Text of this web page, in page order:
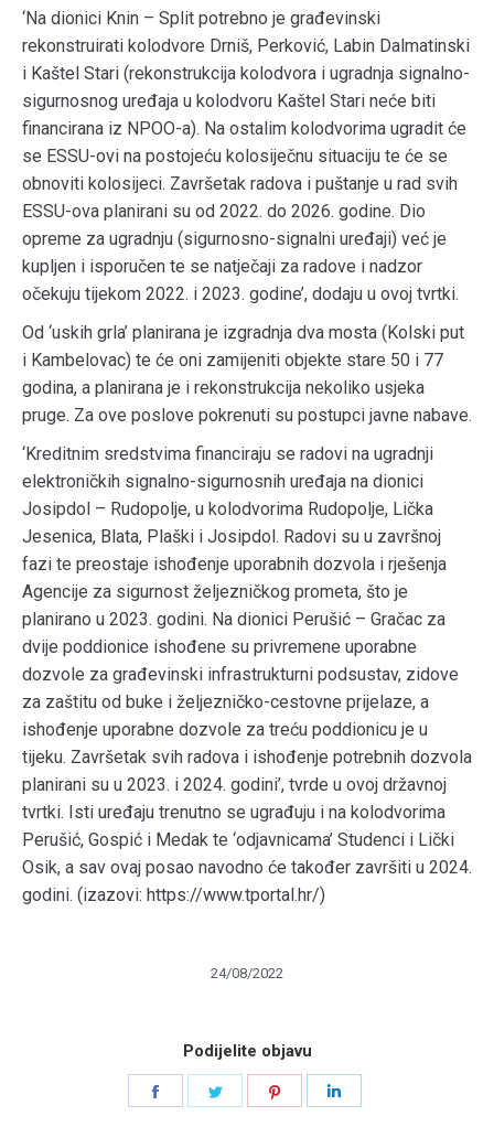
‘Na dionici Knin – Split potrebno je građevinski
rekonstruirati kolodvore Drniš, Perković, Labin Dalmatinski
i Kaštel Stari (rekonstrukcija kolodvora i ugradnja signalno-
sigurnosnog uređaja u kolodvoru Kaštel Stari neće biti
financirana iz NPOO-a). Na ostalim kolodvorima ugradit će
se ESSU-ovi na postojeću kolosiječnu situaciju te će se
obnoviti kolosijeci. Završetak radova i puštanje u rad svih
ESSU-ova planirani su od 2022. do 2026. godine. Dio
opreme za ugradnju (sigurnosno-signalni uređaji) već je
kupljen i isporučen te se natječaji za radove i nadzor
očekuju tijekom 2022. i 2023. godine’, dodaju u ovoj tvrtki.
Od ‘uskih grla’ planirana je izgradnja dva mosta (Kolski put
i Kambelovac) te će oni zamijeniti objekte stare 50 i 77
godina, a planirana je i rekonstrukcija nekoliko usjeka
pruge. Za ove poslove pokrenuti su postupci javne nabave.
‘Kreditnim sredstvima financiraju se radovi na ugradnji
elektroničkih signalno-sigurnosnih uređaja na dionici
Josipdol – Rudopolje, u kolodvorima Rudopolje, Lička
Jesenica, Blata, Plaški i Josipdol. Radovi su u završnoj
fazi te preostaje ishođenje uporabnih dozvola i rješenja
Agencije za sigurnost željezničkog prometa, što je
planirano u 2023. godini. Na dionici Perušić – Gračac za
dvije poddionice ishođene su privremene uporabne
dozvole za građevinski infrastrukturni podsustav, zidove
za zaštitu od buke i željezničko-cestovne prijelaze, a
ishođenje uporabne dozvole za treću poddionicu je u
tijeku. Završetak svih radova i ishođenje potrebnih dozvola
planirani su u 2023. i 2024. godini’, tvrde u ovoj državnoj
tvrtki. Isti uređaju trenutno se ugrađuju i na kolodvorima
Perušić, Gospić i Medak te ‘odjavnicama’ Studenci i Lički
Osik, a sav ovaj posao navodno će također završiti u 2024.
godini. (izazovi: https://www.tportal.hr/)
24/08/2022
Podijelite objavu